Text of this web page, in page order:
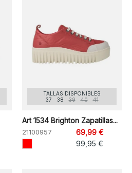
TALLAS DISPONIBLES
37
38 39 40 41
Art 1534 Brighton Zapatillas...
21100957
69,99 €
99,95 €